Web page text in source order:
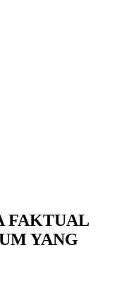
FAKTUAL
YANG